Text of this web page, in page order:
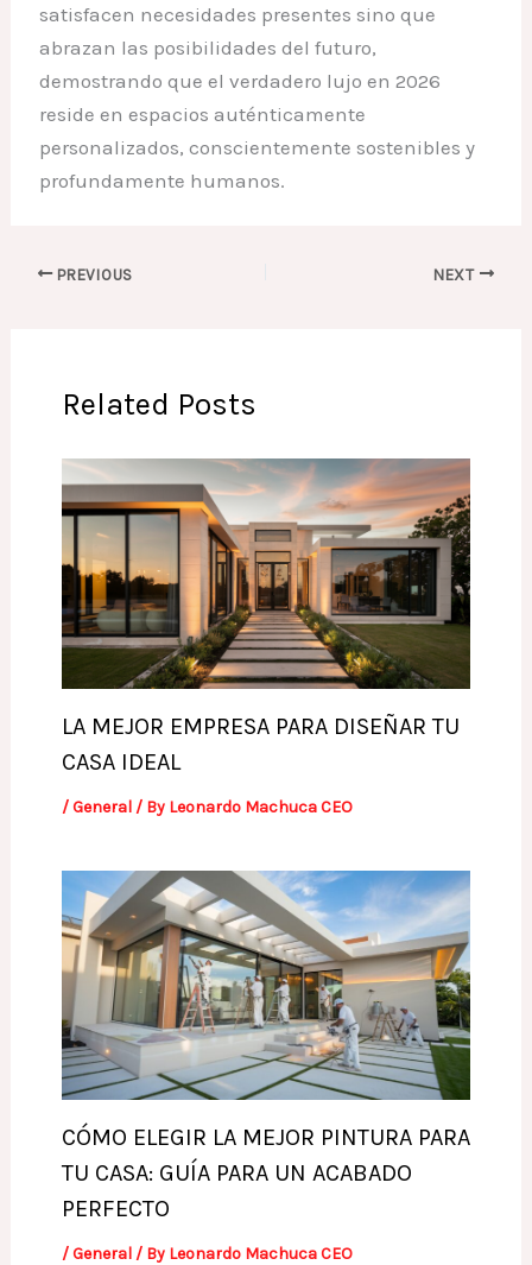
satisfacen necesidades presentes sino que
abrazan las posibilidades del futuro,
demostrando que el verdadero lujo en 2026
reside en espacios auténticamente
personalizados, conscientemente sostenibles y
profundamente humanos.
PREVIOUS NEXT
Related Posts
LA MEJOR EMPRESA PARA DISEÑAR TU
CASA IDEAL
/General/ By Leonardo Machuca CEO
CÓMO ELEGIR LA MEJOR PINTURA PARA
TU CASA: GUÍA PARA UN ACABADO
PERFECTO
/General/ By Leonardo Machuca CEO